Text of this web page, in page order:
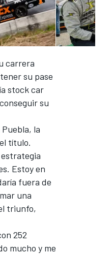
carrera
su pase
stock car
su
la
título.
Estoy en
fuera de
una
triunfo,
252
mucho y me